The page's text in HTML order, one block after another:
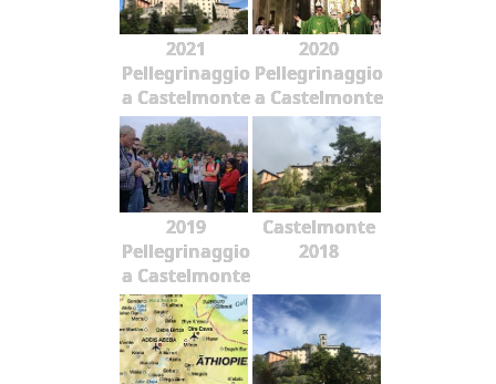
2021
Pellegrinaggio
a Castelmonte
2020
Pellegrinaggio
a Castelmonte
2019
Pellegrinaggio
a Castelmonte
Castelmonte
2018